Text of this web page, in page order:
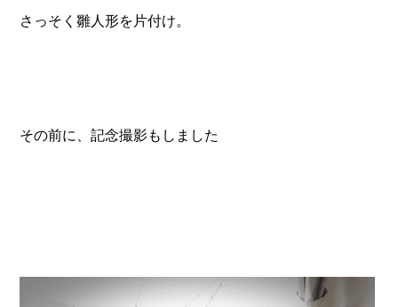
さっそく雛人形を片付け。
その前に、記念撮影もしました